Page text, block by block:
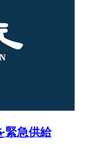
緊急供給